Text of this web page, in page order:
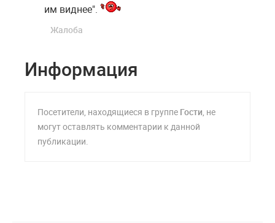
им виднее".
Жалоба
Информация
Посетители, находящиеся в группе Гости, не
могут оставлять комментарии к данной
публикации.